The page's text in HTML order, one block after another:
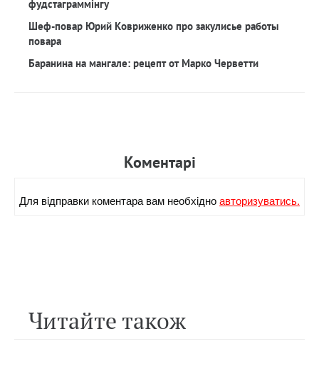
фудстаграммінгу
Шеф-повар Юрий Ковриженко про закулисье работы
повара
Баранина на мангале: рецепт от Марко Черветти
Коментарi
Для вiдправки коментара вам необхiдноавторизуватись.
Читайте також